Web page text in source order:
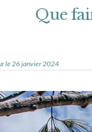
Que
le 26 janvier 2024